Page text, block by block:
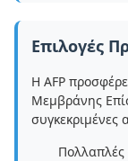
Επιλογές
Η AFP
Μεμβράνης
συγκεκριμένες
Πολλαπλές